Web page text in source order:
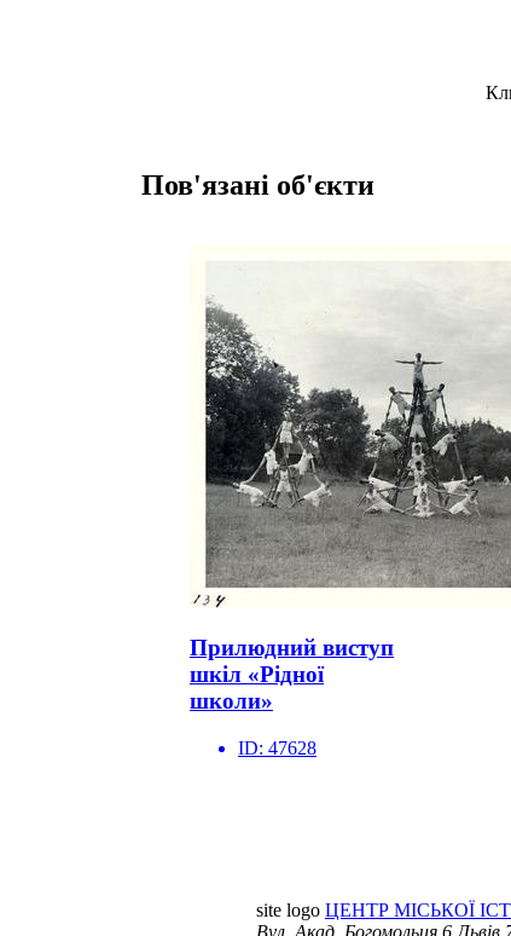
Пов'язані об'єкти
Прилюдний виступ
шкіл «Рідної
школи»
ID: 47628
site logo ЦЕНТР МІСЬКОЇ
Вул. Акад. Богомольця 6 Львів